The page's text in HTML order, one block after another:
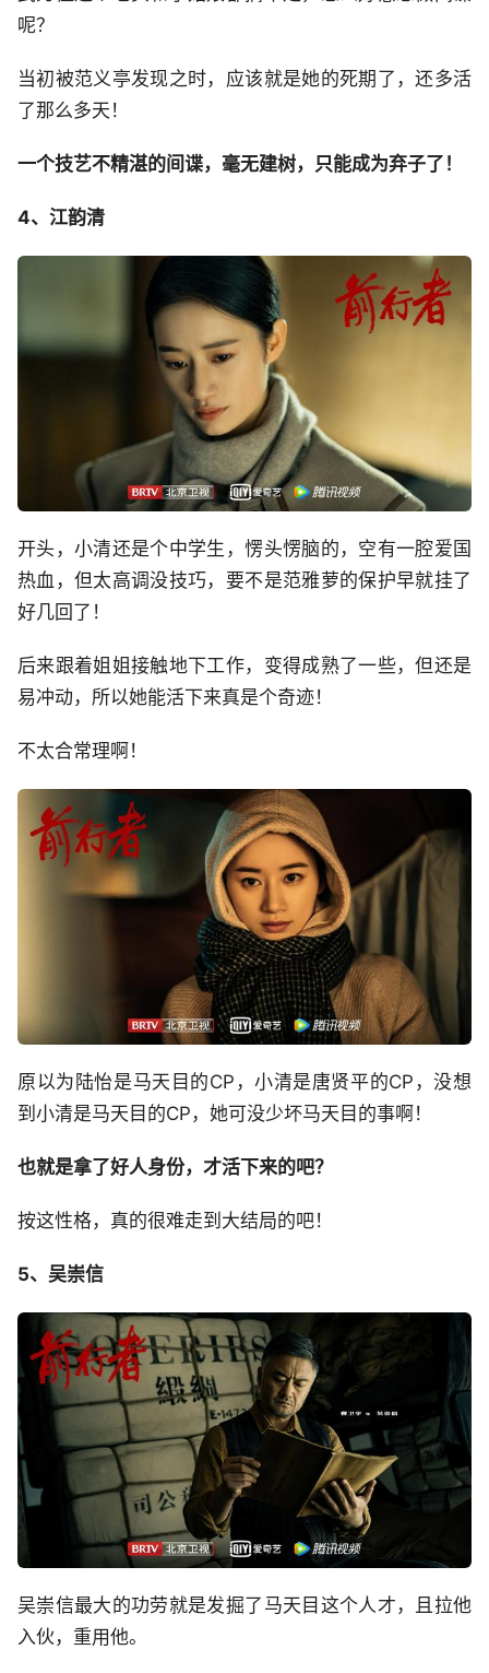
呢？
当初被范义亭发现之时，应该就是她的死期了，还多活
了那么多天！
一个技艺不精湛的间谍，毫无建树，只能成为弃子了！
4、江韵清
开头，小清还是个中学生，愣头愣脑的，空有一腔爱国
热血，但太高调没技巧，要不是范雅萝的保护早就挂了
好几回了！
后来跟着姐姐接触地下工作，变得成熟了一些，但还是
易冲动，所以她能活下来真是个奇迹！
不太合常理啊！
原以为陆怡是马天目的CP，小清是唐贤平的CP，没想
到小清是马天目的CP，她可没少坏马天目的事啊！
也就是拿了好人身份，才活下来的吧？
按这性格，真的很难走到大结局的吧！
5、吴崇信
吴崇信最大的功劳就是发掘了马天目这个人才，且拉他
入伙，重用他。